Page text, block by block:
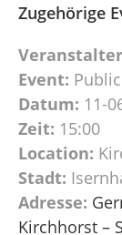
Zugehörige
Event:
Datum: 11-
Zeit: 15:00
Location:
Stadt:
Adresse:
Kirchhorst –